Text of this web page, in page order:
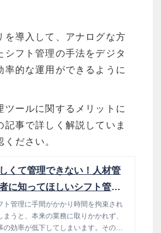
を導入して、アナログな方
シフト管理の手法をデジタ
率的な運用ができるように
ツールに関するメリットに
記事で詳しく解説していま
ださい。
くて管理できない！人材管
に知ってほしいシフト管理
ルでできること
ト管理に手間がかかり時間を拘束され
まうと、本来の業務に取りかかれず、
の効率が低下してしまいます。そのた